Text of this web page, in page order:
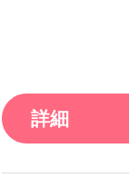
詳細